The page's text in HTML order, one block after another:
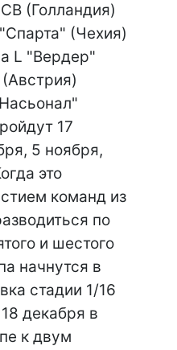
(Голландия)
(Чехия)
L "Вердер"
17
5 ноября,
это
команд из
по
и шестого
начнутся в
стадии 1/16
декабря в
к двум